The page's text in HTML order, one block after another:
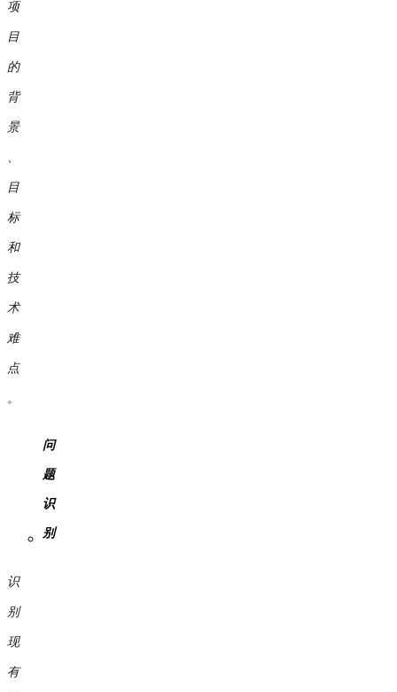
项
目
的
背
景
目
标
和
技
术
难
点
。
问
题
识
别
识
别
现
有